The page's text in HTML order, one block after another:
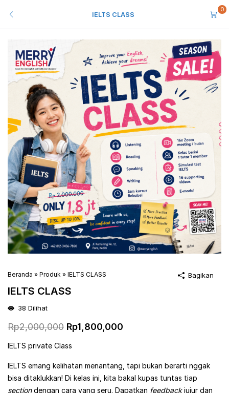
IELTS CLASS
0
Beranda » Produk » IELTS CLASS
IELTS CLASS
38 Dilihat
Rp2,000,000 Harga
aslinya
Rp2,000,000.
Rp1,800,000
adalah:
Rp1,800,000.
IELTS private Class
IELTS emang kelihatan menantang, tapi bukan berarti nggak
bisa ditaklukkan! Di kelas ini, kita bakal kupas tuntas tiap
sectiondengan cara yang seru. Dapatkan feedbackjujur dan
Bagikan